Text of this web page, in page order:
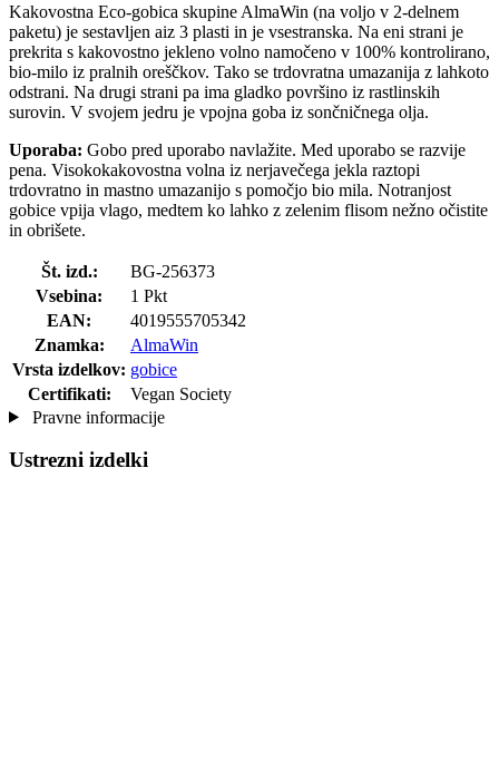
Kakovostna Eco-gobica skupine AlmaWin (na voljo v 2-delnem
paketu) je sestavljen aiz 3 plasti in je vsestranska. Na eni strani je
prekrita s kakovostno jekleno volno namočeno v 100% kontrolirano,
bio-milo iz pralnih oreščkov. Tako se trdovratna umazanija z lahkoto
odstrani. Na drugi strani pa ima gladko površino iz rastlinskih
surovin. V svojem jedru je vpojna goba iz sončničnega olja.
Uporaba: Gobo pred uporabo navlažite. Med uporabo se razvije
pena. Visokokakovostna volna iz nerjavečega jekla raztopi
trdovratno in mastno umazanijo s pomočjo bio mila. Notranjost
gobice vpija vlago, medtem ko lahko z zelenim flisom nežno očistite
in obrišete.
Št. izd.:
BG-256373
Vsebina:
1 Pkt
EAN:
4019555705342
Znamka:
AlmaWin
Vrsta izdelkov: gobice
Certifikati:
Vegan Society
Pravne informacije
Ustrezni izdelki